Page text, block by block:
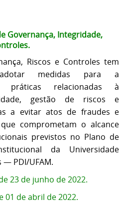
Governança, Integridade,
Riscos e Controles tem
medidas para a
práticas relacionadas à
gestão de riscos e
a evitar atos de fraudes e
comprometam o alcance
previstos no Plano de
da Universidade
— PDI/UFAM.
23 de junho de 2022.
01 de abril de 2022.